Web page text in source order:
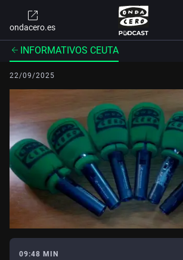
ondacero.es
INFORMATIVOS CEUTA
22/09/2025
09:48 MIN